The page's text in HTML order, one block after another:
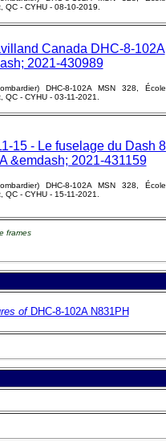
QC - CYHU - 08-10-2019.
DHC-8-102A MSN 328, École
- CYHU - 03-11-2021.
DHC-8-102A MSN 328, École
- CYHU - 15-11-2021.
frames
ofDHC-8-102A N831PH